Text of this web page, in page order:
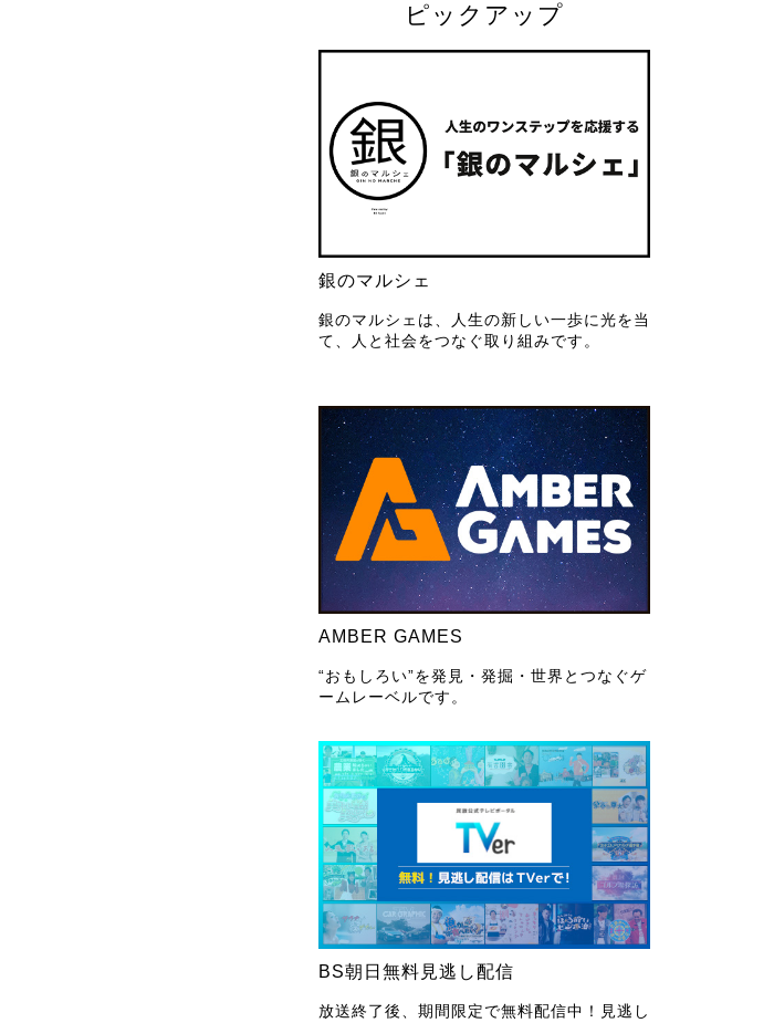
ピックアップ
銀のマルシェ
銀のマルシェは、人生の新しい一歩に光を当
て、人と社会をつなぐ取り組みです。
AMBER GAMES
“おもしろい”を発見・発掘・世界とつなぐゲ
ームレーベルです。
BS朝日無料見逃し配信
放送終了後、期間限定で無料配信中！見逃し